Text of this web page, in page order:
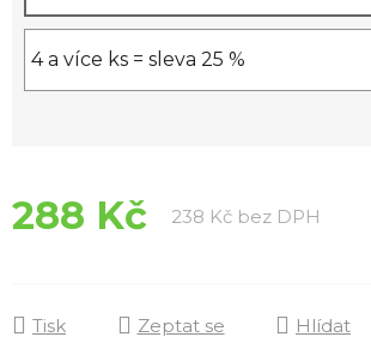
4 a více ks = sleva 25 %
288 Kč 238 Kč bez DPH
Tisk Zeptat se Hlídat